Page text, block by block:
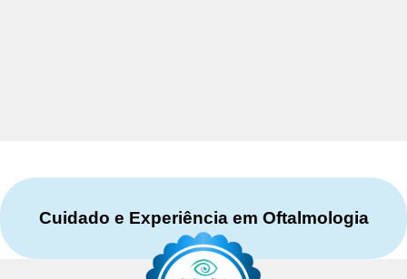
Cuidado e Experiência em Oftalmologia